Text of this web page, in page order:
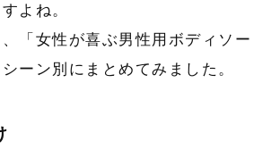
よね。
「女性が喜ぶ男性用ボディソー
ーン別にまとめてみました。